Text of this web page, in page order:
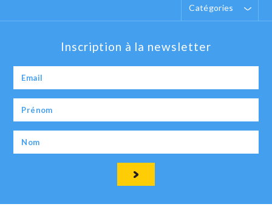
Catégories
Inscription à la newsletter